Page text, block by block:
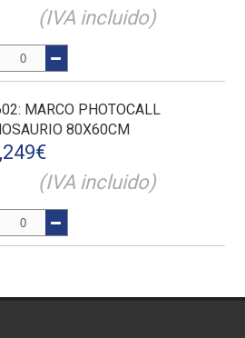
(IVA incluido)
: MARCO PHOTOCALL
80X60CM
€
(IVA incluido)